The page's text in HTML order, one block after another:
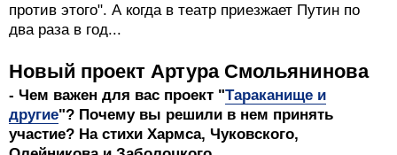
против этого". А когда в театр приезжает Путин по
два раза в год...
Новый проект Артура Смольянинова
- Чем важен для вас проект "Тараканище и
другие"? Почему вы решили в нем принять
участие? На стихи Хармса, Чуковского,